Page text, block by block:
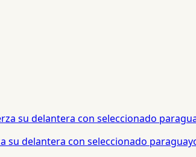
su delantera con seleccionado